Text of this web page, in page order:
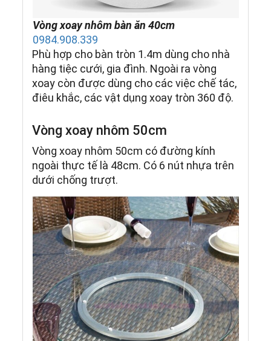
Vòng xoay nhôm bàn ăn 40cm
0984.908.339
Phù hợp cho bàn tròn 1.4m dùng cho nhà
hàng tiệc cưới, gia đình. Ngoài ra vòng
xoay còn được dùng cho các việc chế tác,
điêu khắc, các vật dụng xoay tròn 360 độ.
Vòng xoay nhôm 50cm
Vòng xoay nhôm 50cm có đường kính
ngoài thực tế là 48cm. Có 6 nút nhựa trên
dưới chống trượt.